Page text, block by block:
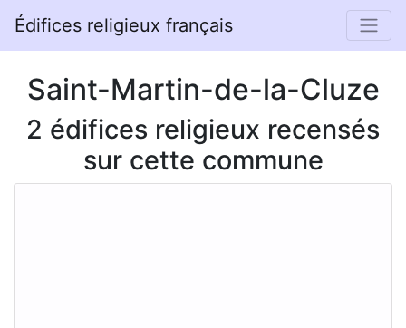
Édifices religieux français
Saint-Martin-de-la-Cluze
2 édifices religieux recensés
sur cette commune